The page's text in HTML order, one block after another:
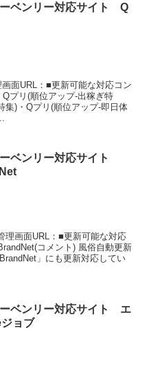
ーベンリー対応サイト Q
面URL：■更新可能な対応コン
プリ(順位アップ-出稼ぎ特
集)・Qプリ(順位アップ-即日体
ベンリー対応サイト
理画面URL：■更新可能な対応
コメント) 風俗自動更新
」にも更新対応してい
ーベンリー対応サイト エ
ョブ